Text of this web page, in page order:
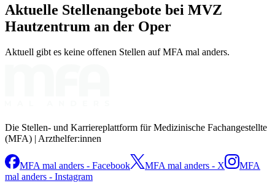
Aktuelle Stellenangebote bei MVZ
Hautzentrum an der Oper
Aktuell gibt es keine offenen Stellen auf MFA mal anders.
Die Stellen- und Karriereplattform für Medizinische Fachangestellte
(MFA) | Arzthelfer:innen
MFA mal anders - Facebook MFA mal anders - X
MFA
mal anders - Instagram